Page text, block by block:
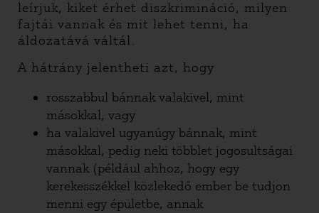
leírjuk, kiket érhet diszkrimináció, milyen
fajtái vannak és mit lehet tenni, ha
áldozatává váltál.
A hátrány jelentheti azt, hogy
rosszabbul bánnak valakivel, mint
másokkal, vagy
ha valakivel ugyanúgy bánnak, mint
másokkal, pedig neki többlet jogosultságai
vannak (például ahhoz, hogy egy
kerekesszékkel közlekedő ember be tudjon
menni egy épületbe, annak